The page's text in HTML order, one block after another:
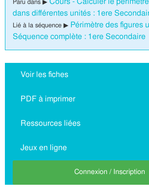
Paru dans ▶
dans différentes unités : 1ere
Lié à la séquence ▶ Périmètre des figures
Séquence complète : 1ere Secondaire
Voir les fiches
PDF à imprimer
Ressources liées
Jeux en ligne
Connexion / Inscription